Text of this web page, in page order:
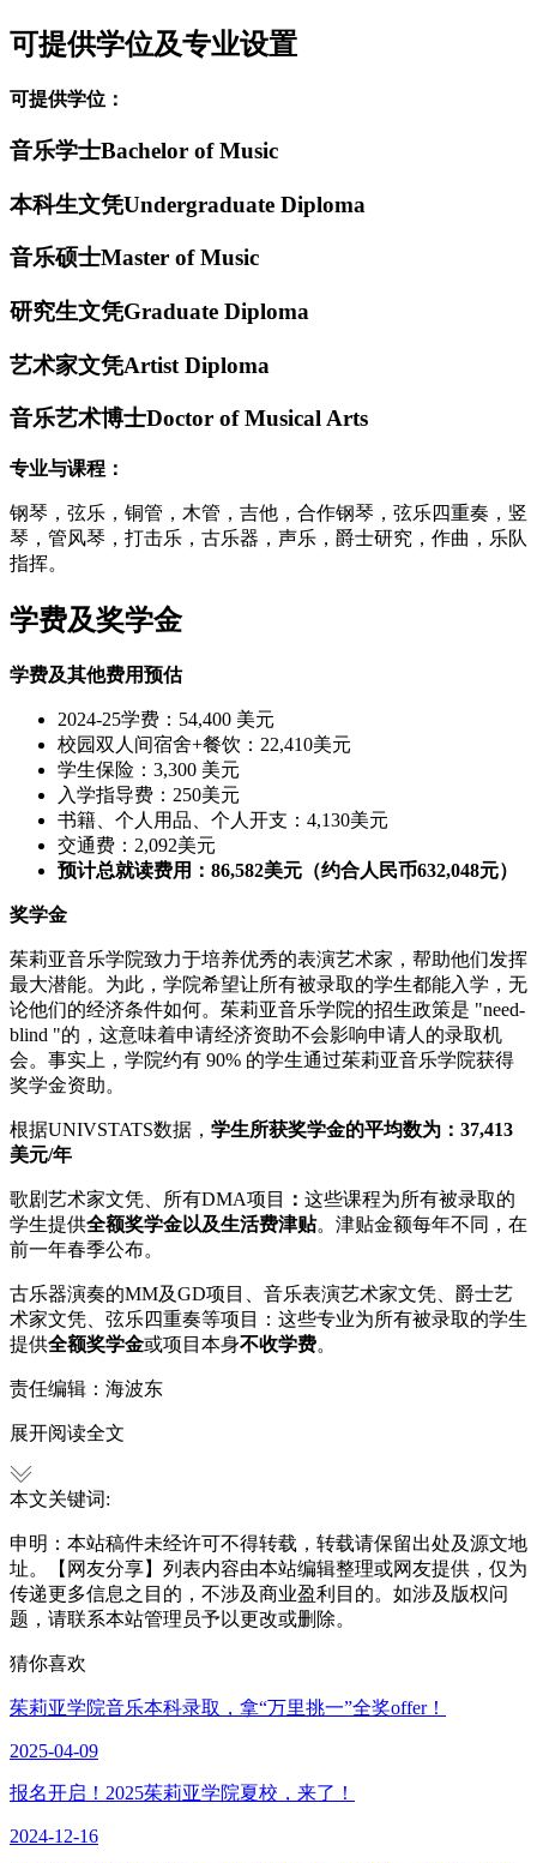
可提供学位及专业设置
可提供学位：
音乐学士Bachelor of Music
本科生文凭Undergraduate Diploma
音乐硕士Master of Music
研究生文凭Graduate Diploma
艺术家文凭Artist Diploma
音乐艺术博士Doctor of Musical Arts
专业与课程：
钢琴，弦乐，铜管，木管，吉他，合作钢琴，弦乐四重奏，竖
琴，管风琴，打击乐，古乐器，声乐，爵士研究，作曲，乐队
指挥。
学费及奖学金
学费及其他费用预估
2024-25学费：54,400 美元
校园双人间宿舍+餐饮：22,410美元
学生保险：3,300 美元
入学指导费：250美元
书籍、个人用品、个人开支：4,130美元
交通费：2,092美元
预计总就读费用：86,582美元（约合人民币632,048元）
奖学金
茱莉亚音乐学院致力于培养优秀的表演艺术家，帮助他们发挥
最大潜能。为此，学院希望让所有被录取的学生都能入学，无
论他们的经济条件如何。茱莉亚音乐学院的招生政策是 "need-
blind "的，这意味着申请经济资助不会影响申请人的录取机
会。事实上，学院约有 90% 的学生通过茱莉亚音乐学院获得
奖学金资助。
根据UNIVSTATS数据， 学生所获奖学金的平均数为：37,413
美元/年
歌剧艺术家文凭、所有DMA项目 ： 这些课程为所有被录取的
学生提供全额奖学金以及生活费津贴。津贴金额每年不同，在
前一年春季公布。
古乐器演奏的MM及GD项目、音乐表演艺术家文凭、爵士艺
术家文凭、弦乐四重奏等项目：这些专业为所有被录取的学生
提供全额奖学金或项目本身不收学费。
责任编辑：海波东
展开阅读全文
本文关键词:
申明：本站稿件未经许可不得转载，转载请保留出处及源文地
址。【网友分享】列表内容由本站编辑整理或网友提供，仅为
传递更多信息之目的，不涉及商业盈利目的。如涉及版权问
题，请联系本站管理员予以更改或删除。
猜你喜欢
茱莉亚学院音乐本科录取，拿“万里挑一”全奖offer！
2025-04-09
报名开启！2025茱莉亚学院夏校，来了！
2024-12-16